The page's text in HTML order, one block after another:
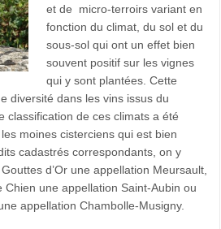
et de micro-terroirs variant en
fonction du climat, du sol et du
sous-sol qui ont un effet bien
souvent positif sur les vignes
qui y sont plantées. Cette
diversité dans les vins issus du
classification de ces climats a été
moines cisterciens qui est bien
cadastrés correspondants, on y
d’Or une appellation Meursault,
Chien une appellation Saint-Aubin ou
appellation Chambolle-Musigny.